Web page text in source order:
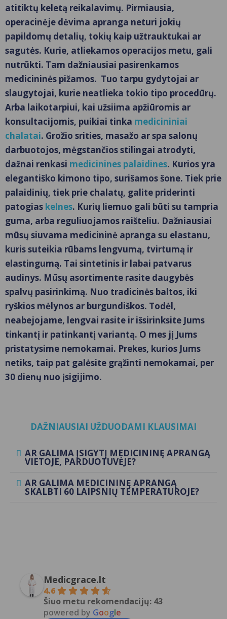
atitiktų keletą reikalavimų. Pirmiausia,
operacinėje dėvima apranga neturi jokių
papildomų detalių, tokių kaip užtrauktukai ar
sagutės. Kurie, atliekamos operacijos metu, gali
nutrūkti. Tam dažniausiai pasirenkamos
medicininės pižamos. Tuo tarpu gydytojai ar
slaugytojai, kurie neatlieka tokio tipo procedūrų.
Arba laikotarpiui, kai užsiima apžiūromis ar
konsultacijomis, puikiai tinka medicininiai
chalatai. Grožio srities, masažo ar spa salonų
darbuotojos, mėgstančios stilingai atrodyti,
dažnai renkasi medicinines palaidines. Kurios yra
elegantiško kimono tipo, surišamos šone. Tiek prie
palaidinių, tiek prie chalatų, galite priderinti
patogias kelnes. Kurių liemuo gali būti su tampria
guma, arba reguliuojamos raišteliu. Dažniausiai
mūsų siuvama medicininė apranga su elastanu,
kuris suteikia rūbams lengvumą, tvirtumą ir
elastingumą. Tai sintetinis ir labai patvarus
audinys. Mūsų asortimente rasite daugybės
spalvų pasirinkimą. Nuo tradicinės baltos, iki
ryškios mėlynos ar burgundiškos. Todėl,
neabejojame, lengvai rasite ir išsirinksite Jums
tinkantį ir patinkantį variantą. O mes jį Jums
pristatysime nemokamai. Prekes, kurios Jums
netiks, taip pat galėsite grąžinti nemokamai, per
30 dienų nuo įsigijimo.
DAŽNIAUSIAI UŽDUODAMI KLAUSIMAI
AR GALIMA ĮSIGYTĮ MEDICININĘ APRANGĄ
VIETOJE, PARDUOTUVĖJE?
AR GALIMA MEDICININĘ APRANGĄ
SKALBTI 60 LAIPSNIŲ TEMPERATUROJE?
Medicgrace.lt
4.6
Šiuo metu rekomendacijų: 43
powered by Google